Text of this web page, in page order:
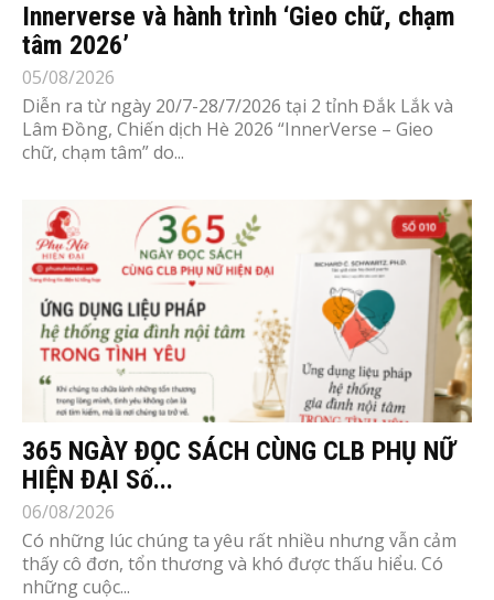
Innerverse và hành trình ‘Gieo chữ, chạm
tâm 2026’
05/08/2026
Diễn ra từ ngày 20/7-28/7/2026 tại 2 tỉnh Đắk Lắk và
Lâm Đồng, Chiến dịch Hè 2026 “InnerVerse – Gieo
chữ, chạm tâm” do...
365 NGÀY ĐỌC SÁCH CÙNG CLB PHỤ NỮ
HIỆN ĐẠI Số...
06/08/2026
Có những lúc chúng ta yêu rất nhiều nhưng vẫn cảm
thấy cô đơn, tổn thương và khó được thấu hiểu. Có
những cuộc...